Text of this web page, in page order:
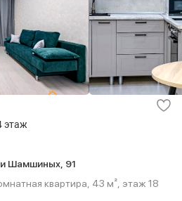
этаж
Шамшиных, 91
квартира, 43 м², этаж 18